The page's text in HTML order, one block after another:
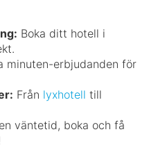
Boka ditt hotell i
minuten-erbjudanden för
Från lyxhotell till
väntetid, boka och få